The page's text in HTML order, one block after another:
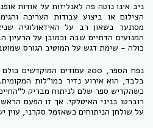
ניב אינו נוטה פה לאנליזות על אודות
הצילום או ביצוע עבודות העריכה
מסתער בשאון רב על האידאולוגיה
המנועים הדתיים שבה וכמובן על הרעיון
כולה - שימת דגש על המוטיב הגורס
נפח הספר, 200 עמודים
בלבד, הוא אירוע נדיר במו"לות
כשהקדיש ספר שלם לניתוח מבריק
רוברטו בניני האיטלקי. אך זו הפעם
על שולחן הניתוחים כשאזמל סקרני, עוין